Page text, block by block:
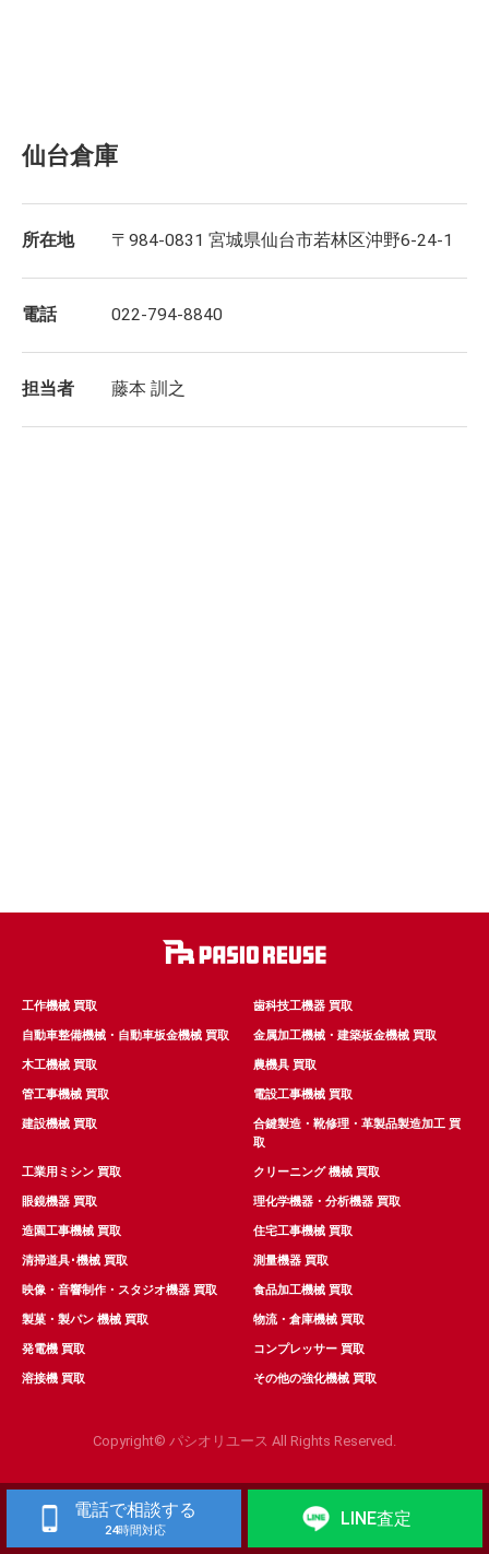
仙台倉庫
所在地 〒984-0831 宮城県仙台市若林区沖野6-24-1
電話 022-794-8840
担当者 藤本 訓之
電話で相談する
24時間対応
LINE査定
工作機械 買取 歯科技工機器 買取
自動車整備機械・自動車板金機械 買取 金属加工機械・建築板金機械 買取
木工機械 買取 農機具 買取
管工事機械 買取 電設工事機械 買取
建設機械 買取
合鍵製造・靴修理・革製品製造加工 買
取
工業用ミシン 買取 クリーニング 機械 買取
眼鏡機器 買取 理化学機器・分析機器 買取
造園工事機械 買取 住宅工事機械 買取
清掃道具･機械 買取 測量機器 買取
映像・音響制作・スタジオ機器 買取 食品加工機械 買取
製菓・製パン 機械 買取 物流・倉庫機械 買取
発電機 買取 コンプレッサー 買取
溶接機 買取 その他の強化機械 買取
Copyright© パシオリユース All Rights Reserved.